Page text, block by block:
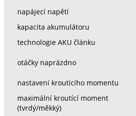
napájecí napětí
kapacita akumulátoru
technologie AKU článku
otáčky naprázdno
nastavení kroutícího momentu
maximální kroutící moment
(tvrdý/měkký)